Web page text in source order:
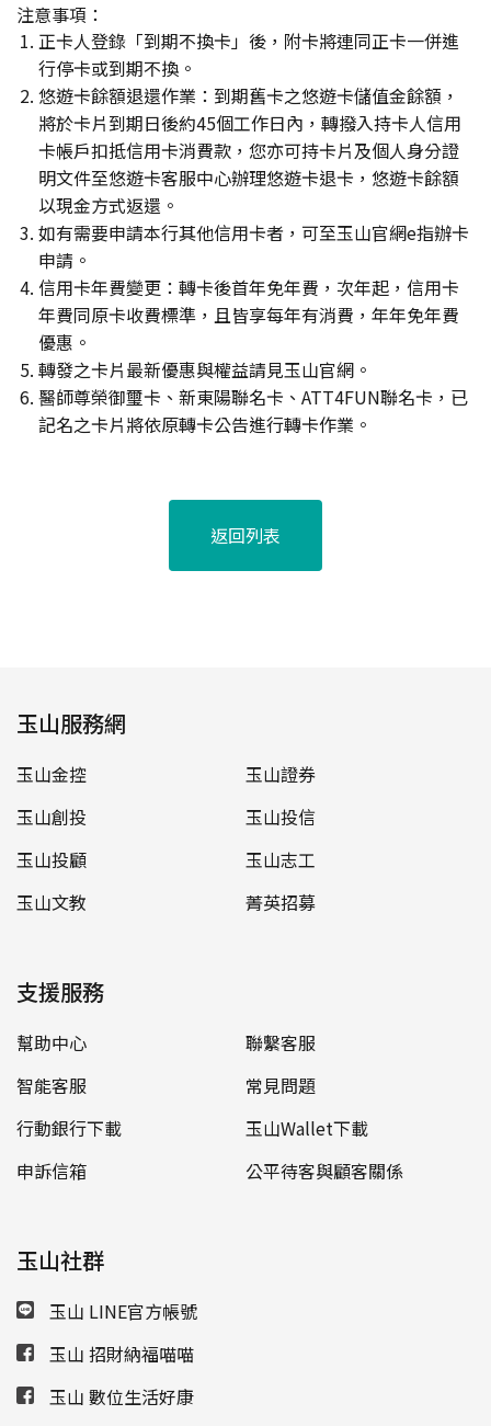
注意事項：
正卡人登錄「到期不換卡」後，附卡將連同正卡一併進
行停卡或到期不換。
悠遊卡餘額退還作業：到期舊卡之悠遊卡儲值金餘額，
將於卡片到期日後約45個工作日內，轉撥入持卡人信用
卡帳戶扣抵信用卡消費款，您亦可持卡片及個人身分證
明文件至悠遊卡客服中心辦理悠遊卡退卡，悠遊卡餘額
以現金方式返還。
如有需要申請本行其他信用卡者，可至玉山官網e指辦卡
申請。
信用卡年費變更：轉卡後首年免年費，次年起，信用卡
年費同原卡收費標準，且皆享每年有消費，年年免年費
優惠。
轉發之卡片最新優惠與權益請見玉山官網。
醫師尊榮御璽卡、新東陽聯名卡、ATT4FUN聯名卡，已
記名之卡片將依原轉卡公告進行轉卡作業。
返回列表
玉山服務網
玉山金控
玉山證券
玉山創投
玉山投信
玉山投顧
玉山志工
玉山文教
菁英招募
支援服務
幫助中心
聯繫客服
智能客服
常見問題
行動銀行下載
玉山Wallet下載
申訴信箱
公平待客與顧客關係
玉山社群
玉山 LINE官方帳號
玉山 招財納福喵喵
玉山 數位生活好康